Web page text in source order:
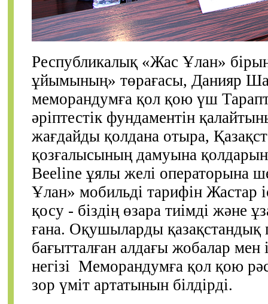
Республикалық «Жас Ұлан»
ұйымының» төрағасы, Данияр
меморандумға қол қою үш
әріптестік фундаментін
жағдайды қолдана отыра,
қозғалысының дамуына
Beeline ұялы желі операторына
Ұлан» мобильді тарифін Жастар
қосу - біздің өзара тиімді және
ғана. Оқушыларды қазақстандық
бағытталған алдағы жобалар мен
негізі Меморандумға қол қою
зор үміт артатынын білдірді.